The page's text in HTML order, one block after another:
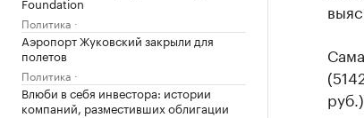
Политика
Аэропорт Жуковский закрыли для
полетов
Политика
Влюби в себя инвестора: истории
компаний, разместивших облигации